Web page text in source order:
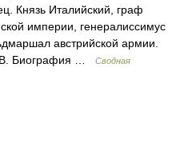
Князь Италийский, граф
империи, генералиссимус
австрийской армии.
Биография …
Сводная